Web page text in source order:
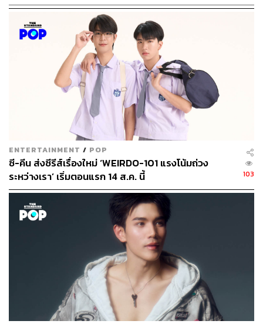
ENTERTAINMENT / POP
ซี-คีน ส่งซีรีส์เรื่องใหม่ ‘WEIRDO-101 แรงโน้มถ่วง
ระหว่างเรา’ เริ่มตอนแรก 14 ส.ค. นี้
103